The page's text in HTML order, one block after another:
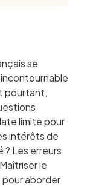
2026
dates à
en 2026
ligne : guide
faut vérifier
se
pourtant,
limite pour
intérêts de
? Les erreurs
le
aborder